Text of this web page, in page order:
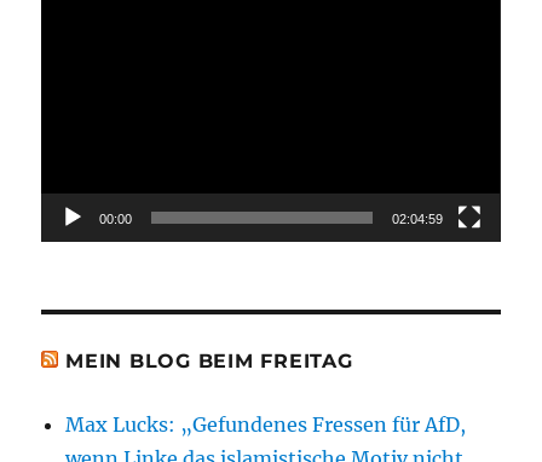
00:00 02:04:59
MEIN BLOG BEIM FREITAG
Max Lucks: „Gefundenes Fressen für AfD,